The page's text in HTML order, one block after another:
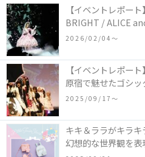
【イベントレポー
BRIGHT / ALICE
COLLECTION in
2026/02/04〜
【イベントレポー
原宿で魅せたゴシ
2025/09/17〜
キキ＆ララがキラキ
幻想的な世界観を